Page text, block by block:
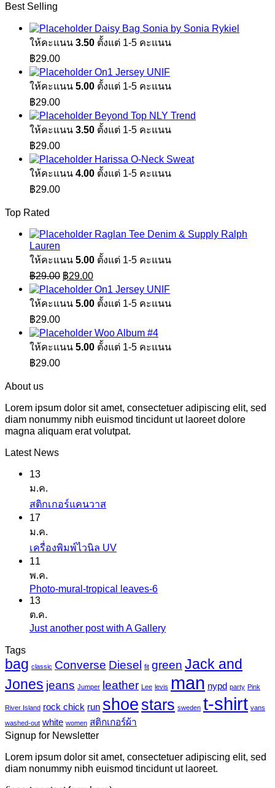
Best Selling
Daisy Bag Sonia by Sonia Rykiel
ให้คะแนน 3.50 ตั้งแต่ 1-5 คะแนน
฿29.00
On1 Jersey UNIF
ให้คะแนน 5.00 ตั้งแต่ 1-5 คะแนน
฿29.00
Beyond Top NLY Trend
ให้คะแนน 3.50 ตั้งแต่ 1-5 คะแนน
฿29.00
Harissa O-Neck Sweat
ให้คะแนน 4.00 ตั้งแต่ 1-5 คะแนน
฿29.00
Top Rated
Raglan Tee Denim & Supply Ralph
Lauren
ให้คะแนน 5.00 ตั้งแต่ 1-5 คะแนน
฿29.00 Original
price
was:
฿29.00.
฿29.00Current
price
is:
฿29.00.
On1 Jersey UNIF
ให้คะแนน 5.00 ตั้งแต่ 1-5 คะแนน
฿29.00
Woo Album #4
ให้คะแนน 5.00 ตั้งแต่ 1-5 คะแนน
฿29.00
About us
Lorem ipsum dolor sit amet, consectetuer adipiscing elit, sed
diam nonummy nibh euismod tincidunt ut laoreet dolore
magna aliquam erat volutpat.
Latest News
13
ม.ค.
สติกเกอร์แคนวาสไม่มี
บน
นวาส
17
ม.ค.
เครื่องพิมพ์ไวนิล UVไม่มี
บน
ไว
11
พ.ค.
Photo-mural-tropical leaves-6ไม่มี
mural-
tropical
leaves-
13
ต.ค.
Just another post with A Galleryไม่มี
เห็น
บน
Just
another
post
Tags
bag classic Converse Diesel fit green Jack and
Jones jeans Jumper leather Lee levis man nypd party Pink
River Island rock chick run shoe stars sweden t-shirt vans
washed-out white women สติกเกอร์ผ้า
Signup for Newsletter
Lorem ipsum dolor sit amet, consectetuer adipiscing elit, sed
diam nonummy nibh euismod tincidunt ut laoreet.